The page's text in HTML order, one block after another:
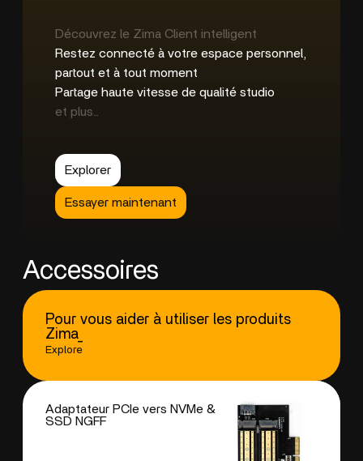
Découvrez le Zima Client intelligent
Restez connecté à votre espace personnel,
partout et à tout moment
Partage haute vitesse de qualité studio
et plus...
Explorer
Essayer maintenant
Accessoires
Pour vous aider à utiliser les produits
Zima_
Explore
Adaptateur PCIe vers NVMe &
SSD NGFF